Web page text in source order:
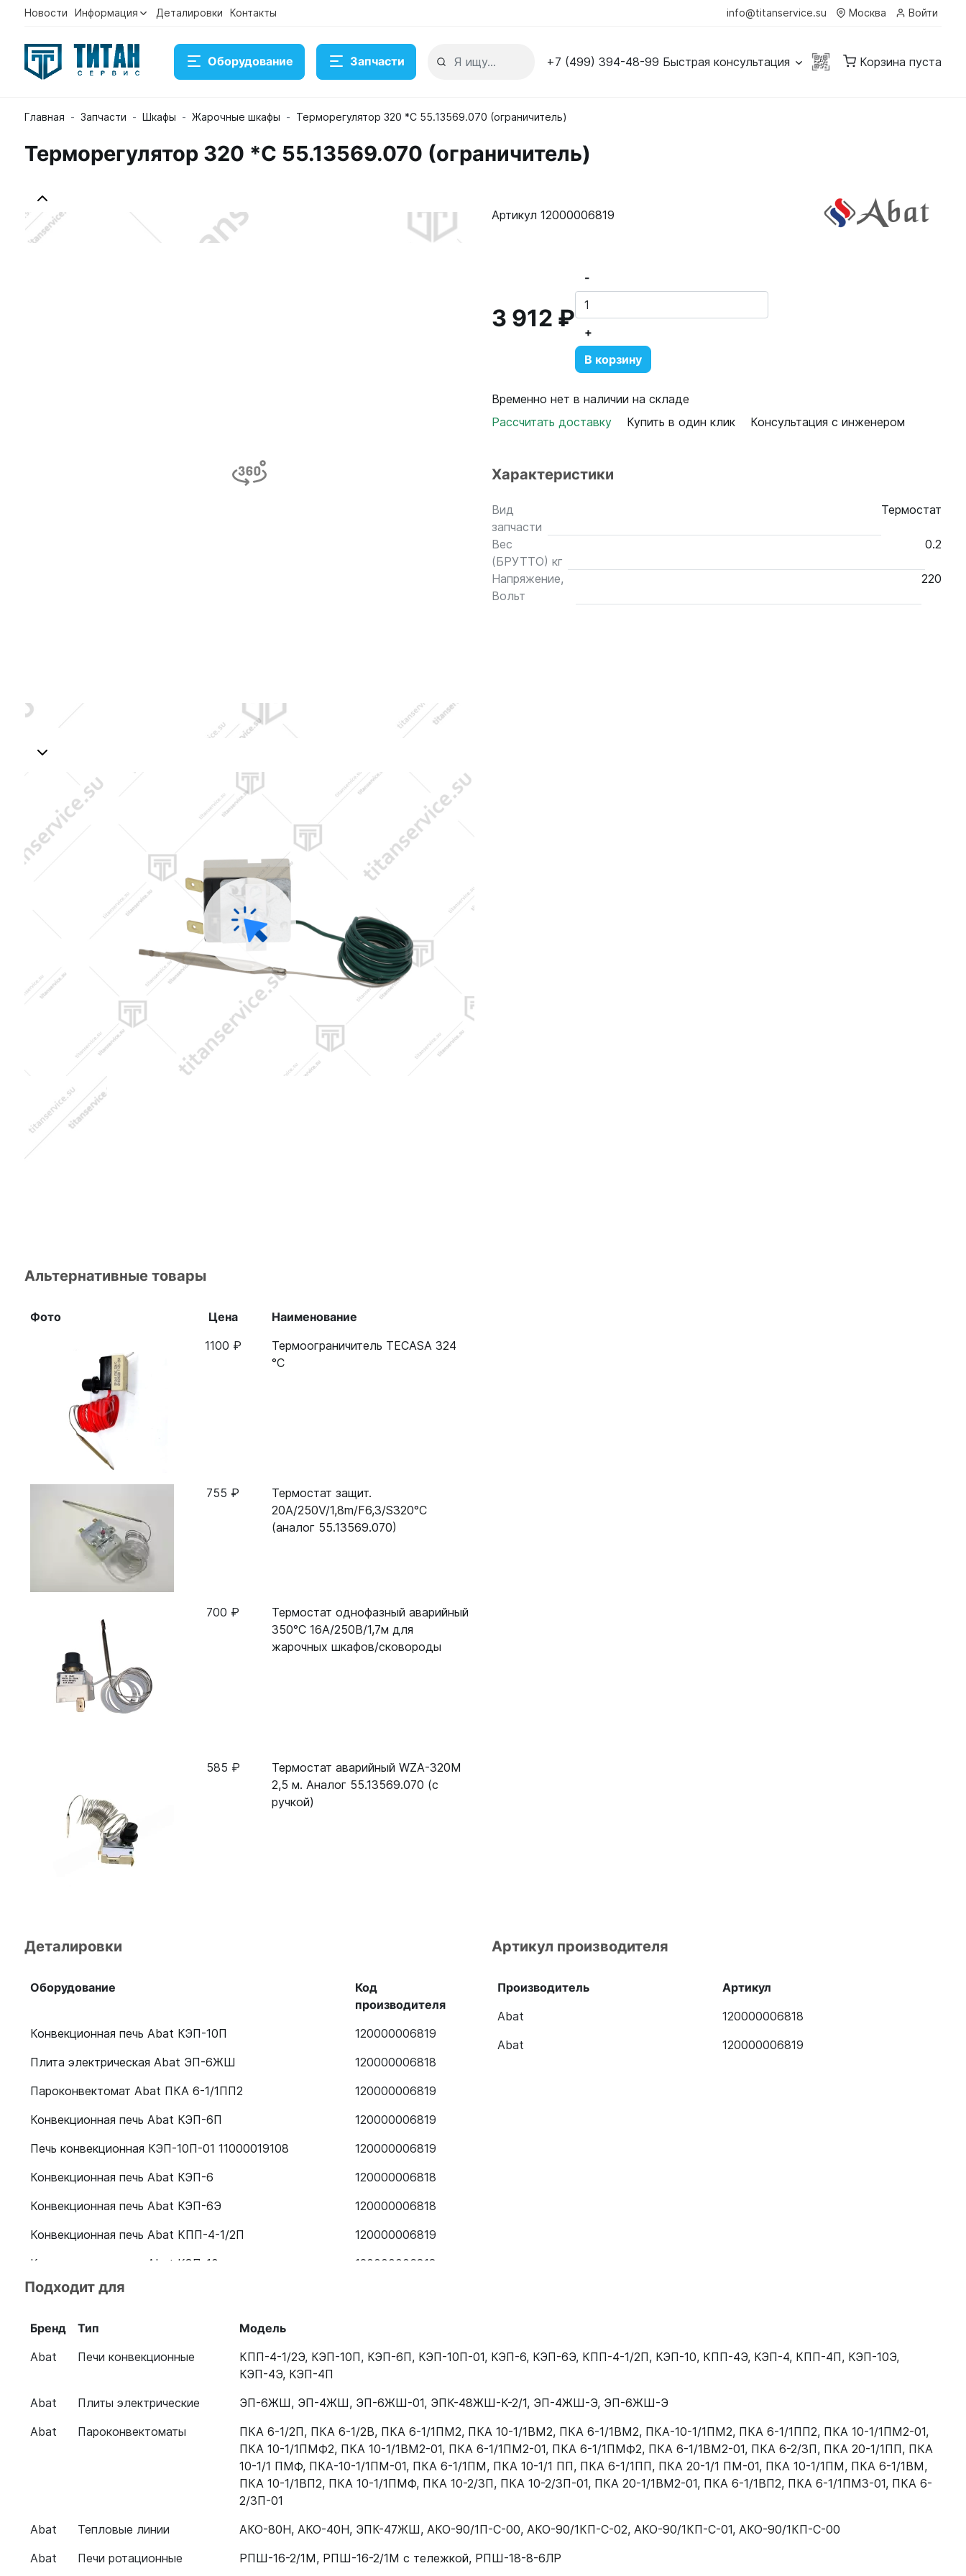
Новости Информация Деталировки Контакты info@titanservice.su Москва Войти
Оборудование Запчасти +7 (499) 394-48-99 Быстрая консультация Корзина пуста
Главная Запчасти Шкафы Жарочные шкафы Терморегулятор 320 *C 55.13569.070 (ограничитель)
Артикул 12000006819
3 912 ₽
Купить
Терморегулятор 320 *C 55.13569.070 (ограничитель)
Артикул 12000006819
3 912 ₽
-
+
В корзину
Временно нет в наличии на складе
Рассчитать доставку
Купить в один клик Консультация с инженером
Характеристики
Вид
запчасти
Термостат
Вес
(БРУТТО) кг
0.2
Напряжение,
Вольт
220
Альтернативные товары
Фото Цена
Наименование
1100 ₽
Термоограничитель TECASA 324
°C
755 ₽
Термостат защит.
20А/250V/1,8m/F6,3/S320°С
(аналог 55.13569.070)
700 ₽
Термостат однофазный аварийный
350°С 16А/250В/1,7м для
жарочных шкафов/сковороды
585 ₽
Термостат аварийный WZA-320M
2,5 м. Аналог 55.13569.070 (с
ручкой)
Деталировки
Оборудование
Код
производителя
Конвекционная печь Abat КЭП-10П
120000006819
Плита электрическая Abat ЭП-6ЖШ
120000006818
Пароконвектомат Abat ПКА 6-1/1ПП2
120000006819
Конвекционная печь Abat КЭП-6П
120000006819
Печь конвекционная КЭП-10П-01 11000019108
120000006819
Конвекционная печь Abat КЭП-6
120000006818
Конвекционная печь Abat КЭП-6Э
120000006818
Конвекционная печь Abat КПП-4-1/2П
120000006819
Конвекционная печь Abat КЭП-10
120000006818
Конвекционная печь Abat КПП-4Э
Конвекционная печь Abat КЭП-4
Конвекционная печь Abat КПП-4П
120000006819
Конвекционная печь Abat КЭП-4Э 110000009803
120000006818
Конвекционная печь Abat КЭП-4П
120000006819
120000006818
120000006818
Пароконвектомат Абат ПКА 6-1/1ПМ2
120000006818
Пароконвектомат Абат ПКА 10-1/1ВМ2
120000006818
Артикул производителя
Производитель
Артикул
Abat
120000006818
Abat
120000006819
Подходит для
Бренд Тип
Модель
Abat
Печи конвекционные КПП-4-1/2Э, КЭП-10П, КЭП-6П, КЭП-10П-01, КЭП-6, КЭП-6Э, КПП-4-1/2П, КЭП-10, КПП-4Э, КЭП-4, КПП-4П, КЭП-10Э,
КЭП-4Э, КЭП-4П
Abat
Плиты электрические ЭП-6ЖШ, ЭП-4ЖШ, ЭП-6ЖШ-01, ЭПК-48ЖШ-К-2/1, ЭП-4ЖШ-Э, ЭП-6ЖШ-Э
Abat
Пароконвектоматы ПКА 6-1/2П, ПКА 6-1/2В, ПКА 6-1/1ПМ2, ПКА 10-1/1ВМ2, ПКА 6-1/1ВМ2, ПКА-10-1/1ПМ2, ПКА 6-1/1ПП2, ПКА 10-1/1ПМ2-01,
ПКА 10-1/1ПМФ2, ПКА 10-1/1ВМ2-01, ПКА 6-1/1ПМ2-01, ПКА 6-1/1ПМФ2, ПКА 6-1/1ВМ2-01, ПКА 6-2/3П, ПКА 20-1/1ПП, ПКА
10-1/1 ПМФ, ПКА-10-1/1ПМ-01, ПКА 6-1/1ПМ, ПКА 10-1/1 ПП, ПКА 6-1/1ПП, ПКА 20-1/1 ПМ-01, ПКА 10-1/1ПМ, ПКА 6-1/1ВМ,
ПКА 10-1/1ВП2, ПКА 10-1/1ПМФ, ПКА 10-2/3П, ПКА 10-2/3П-01, ПКА 20-1/1ВМ2-01, ПКА 6-1/1ВП2, ПКА 6-1/1ПМ3-01, ПКА 6-
2/3П-01
Abat
Тепловые линии АКО-80Н, АКО-40Н, ЭПК-47ЖШ, АКО-90/1П-С-00, АКО-90/1КП-С-02, АКО-90/1КП-С-01, АКО-90/1КП-С-00
Abat
Печи ротационные РПШ-16-2/1М, РПШ-16-2/1М с тележкой, РПШ-18-8-6ЛР